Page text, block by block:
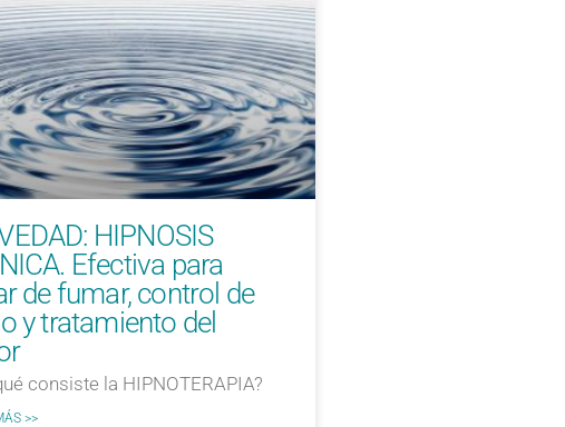
HIPNOSIS
Efectiva para
de fumar, control de
y tratamiento del
consiste la HIPNOTERAPIA?
>>